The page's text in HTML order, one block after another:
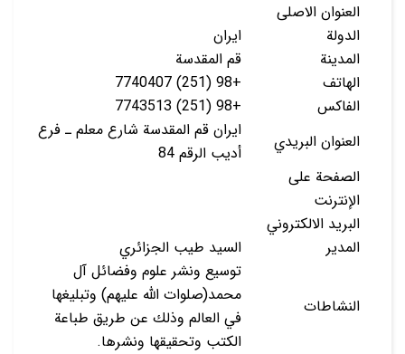
العنوان الاصلی
الدولة
ايران
المدينة
قم المقدسة
الهاتف
+98 (251) 7740407
الفاكس
+98 (251) 7743513
العنوان البريدي
ايران قم المقدسة شارع معلم ـ فرع
أديب الرقم 84
الصفحة على
الإنترنت
البريد الالكتروني
المدير
السيد طيب الجزائري
النشاطات
توسيع ونشر علوم وفضائل آل
محمد(صلوات الله عليهم) وتبليغها
في العالم وذلك عن طريق طباعة
الكتب وتحقيقها ونشرها.